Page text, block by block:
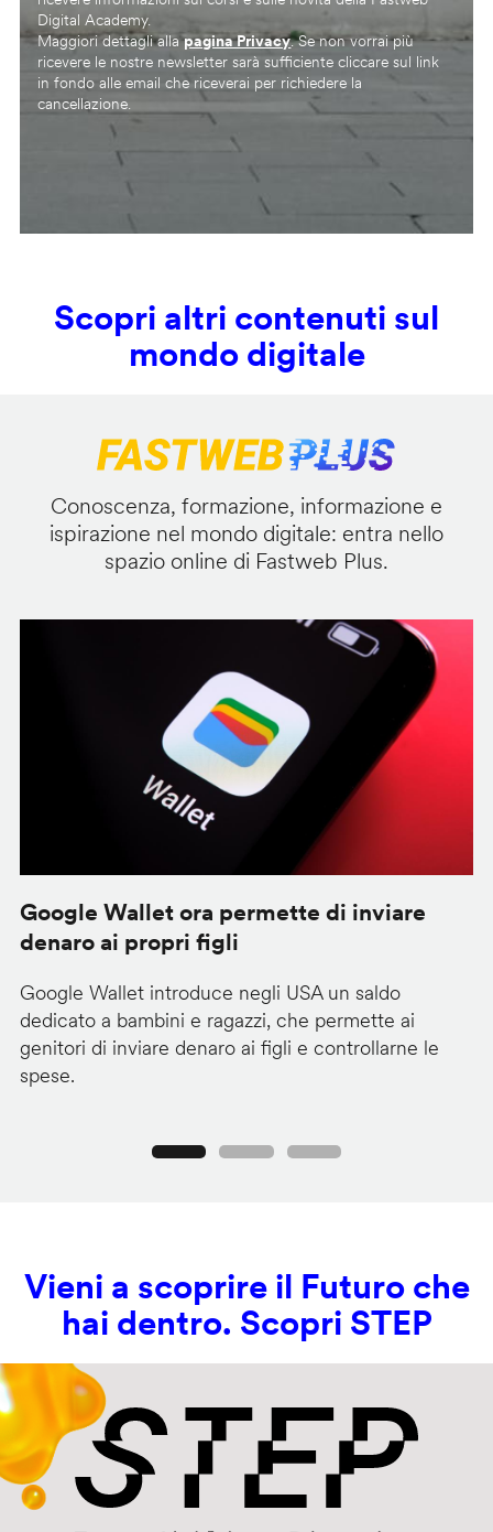
Digital Academy.
Maggiori dettagli allapagina Privacy. Se non vorrai più
ricevere le nostre newsletter sarà sufficiente cliccare sul link
in fondo alle email che riceverai per richiedere la
cancellazione.
Scopri altri contenuti sul
mondo digitale
Conoscenza, formazione, informazione e
ispirazione nel mondo digitale: entra nello
spazio online di Fastweb Plus.
Google Wallet ora permette di inviare
denaro ai propri figli
Google Wallet introduce negli USA un saldo
dedicato a bambini e ragazzi, che permette ai
genitori di inviare denaro ai figli e controllarne le
spese.
Vieni a scoprire il Futuro che
hai dentro. Scopri STEP